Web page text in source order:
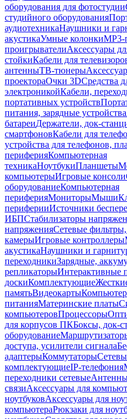
оборудования для фотостудии
студийного оборудования
аудиотехникаНаушники и
акустикаУмные колонкиMP3-
проигрывателиАксессуары
стойкиКабели для
антенныТВ-тюнеры
проектораОчки 3DСредства
электроникойКабели,
портативных устройств
питания, зарядные устройства
батареиДержатели, док-
смартфоновКабели для
устройства для телефонов,
периферияКомпьютерная
техникаНоутбукиПланшеты
компьютерыИгровые консоли
оборудованиеКомпьютерная
периферияМониторыМыши
периферииИсточники
ИБПСтабилизаторы
напряженияСетевые
камерыИгровые контроллеры
акустикаНаушники и
переходникиЗарядные,
репликаторыИнтерактивные
доскиКомплектующие
памятьВидеокарты
питанияМатеринские платы
компьютеровПроцессоры
для корпусов ПКБоксы, док-
оборудование
доступа, усилители сигнала
адаптерыКоммутаторы
комплектующиеIP-телефония
переходники сетевые
связиАксессуары для
ноутбуковАксессуары для
компьютераРюкзаки для